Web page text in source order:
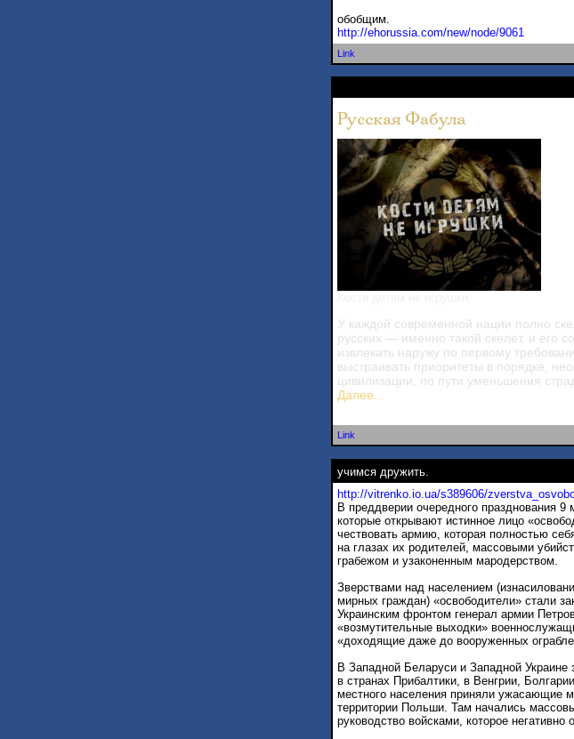
обобщим.
http://ehorussia.com/new/node/9061
Link
У каждой современной нации полно
русских — именно такой скелет, и его
извлекать наружу по первому
выстраивать приоритеты в порядке,
цивилизации, по пути уменьшения
Далее...
Link
учимся дружить.
http://vitrenko.io.ua/s389606/zverstva_
В преддверии очередного празднования
которые открывают истинное лицо
чествовать армию, которая полностью
на глазах их родителей, массовыми
грабежом и узаконенным мародерством.
Зверствами над населением
мирных граждан) «освободители» стали
Украинским фронтом генерал армии
«возмутительные выходки»
«доходящие даже до вооруженных
В Западной Беларуси и Западной Украине
в странах Прибалтики, в Венгрии,
местного населения приняли ужасающие
территории Польши. Там начались
руководство войсками, которое негативно